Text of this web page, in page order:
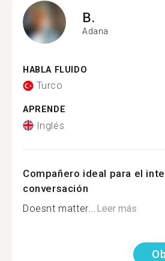
B.
Adana
HABLA FLUIDO
Turco
APRENDE
Inglés
Compañero ideal para el
conversación
Doesnt matter... Leer más